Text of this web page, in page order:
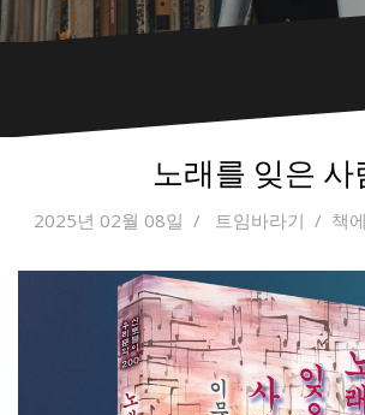
노래를 잊은 사
2025년 02월 08일 트임바라기 책